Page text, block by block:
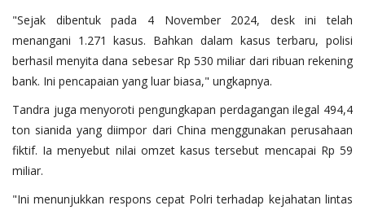
"Sejak dibentuk pada 4 November 2024, desk ini telah
menangani 1.271 kasus. Bahkan dalam kasus terbaru, polisi
berhasil menyita dana sebesar Rp 530 miliar dari ribuan rekening
bank. Ini pencapaian yang luar biasa," ungkapnya.
Tandra juga menyoroti pengungkapan perdagangan ilegal 494,4
ton sianida yang diimpor dari China menggunakan perusahaan
fiktif. Ia menyebut nilai omzet kasus tersebut mencapai Rp 59
miliar.
"Ini menunjukkan respons cepat Polri terhadap kejahatan lintas